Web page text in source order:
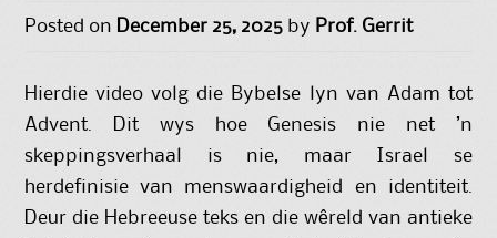
Posted on December 25, 2025 by Prof. Gerrit
Hierdie video volg die Bybelse lyn van Adam tot
Advent. Dit wys hoe Genesis nie net ’n
skeppingsverhaal is nie, maar Israel se
herdefinisie van menswaardigheid en identiteit.
Deur die Hebreeuse teks en die wêreld van antieke